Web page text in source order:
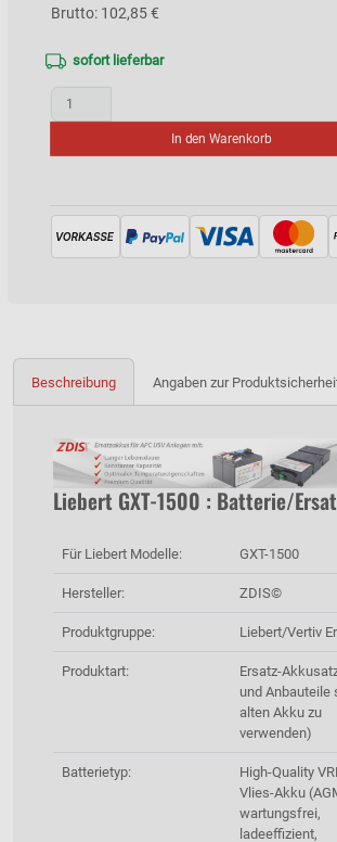
Brutto: 102,85 €
sofort lieferbar
In den Warenkorb
Beschreibung Angaben zur
Liebert GXT-1500 : Batterie/
Für Liebert Modelle: GXT-1500
Hersteller: ZDIS©
Produktgruppe: Liebert/Vertiv
Produktart:
Ersatz-
und Anbauteile
alten Akku zu
verwenden)
Batterietyp:
High-Quality
Vlies-Akku
wartungsfrei,
ladeeffizient,